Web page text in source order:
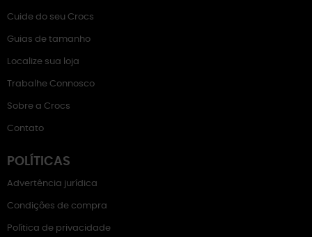
Cuide do seu Crocs
Guias de tamanho
Localize sua loja
Trabalhe Connosco
Sobre a Crocs
Contato
POLÍTICAS
Advertência jurídica
Condições de compra
Política de privacidade